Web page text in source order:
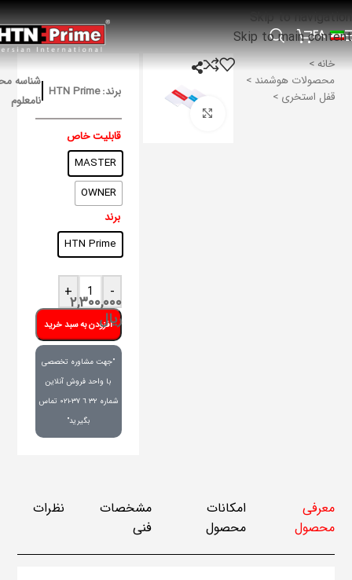
Skip to navigation
Skip to main content
FA
خانه
محصولات هوشمند
قفل استخری
برای بزرگنمایی کلیک کنید
برند:HTN Prime
شناسه
نامعلوم
قابلیت خاص
MASTER
OWNER
برند
HTN Prime
-
+
افزودن به سبد خرید
۲,۳۰۰,۰۰۰
ریال
"جهت مشاوره تخصصی
با واحد فروش آنلاین
شماره ٣٢ ٦ ٣٧-٠٢١ تماس
بگیرید"
معرفی
محصول
امکانات
محصول
مشخصات
فنی
نظرات